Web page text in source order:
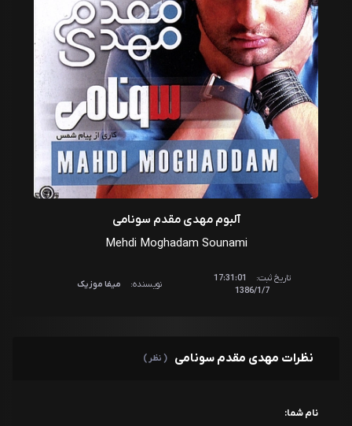
آلبوم مهدی مقدم سونامی
Mehdi Moghadam Sounami
تاریخ ثبت:
17:31:01
1386/1/7
نویسنده: میفا موزیک
نظرات مهدی مقدم سونامی ( نظر )
نام شما: